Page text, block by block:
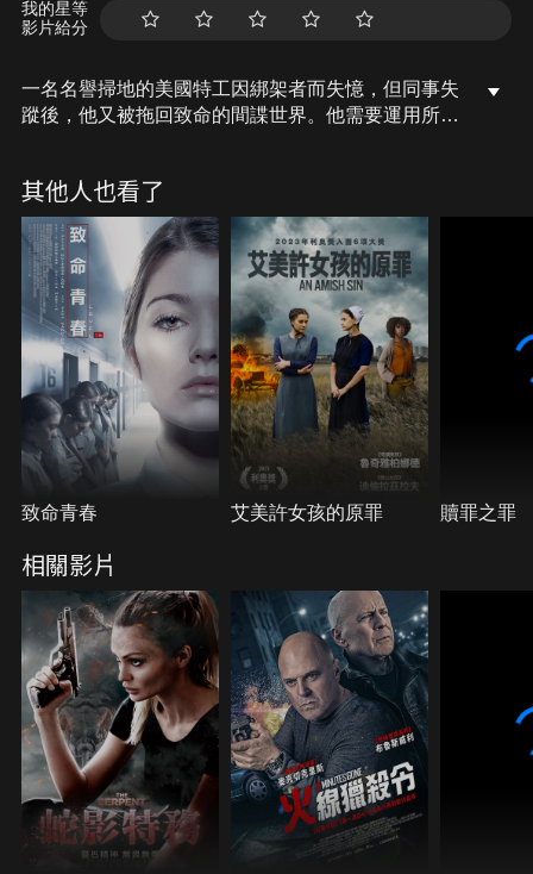
我的星等
影片給分
一名名譽掃地的美國特工因綁架者而失憶，但同事失
蹤後，他又被拖回致命的間諜世界。他需要運用所有
其他人也看了
致命青春 艾美許女孩的原罪 贖罪之罪
相關影片